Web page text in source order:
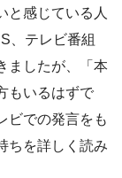
と感じている人
、テレビ番組
ましたが、「本
もいるはずで
ビでの発言をも
ちを詳しく読み